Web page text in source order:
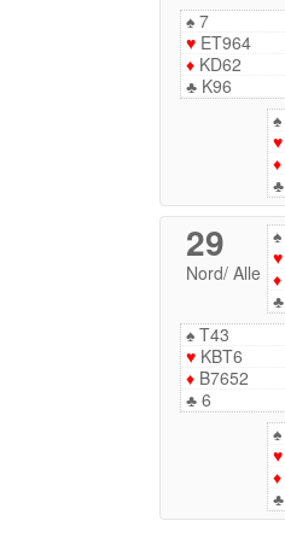
♠ 7
♥ ET964
♦ KD62
♣ K96
♠
♥
♦
♣
29
Nord/Alle
♠
♥
♦
♣
♠ T43
♥ KBT6
♦ B7652
♣ 6
♠
♥
♦
♣